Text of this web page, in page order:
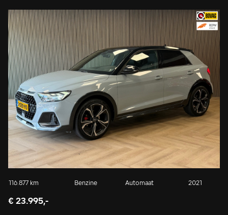
CRUISE
116.877 km Benzine Automaat 2021
€ 23.995,-